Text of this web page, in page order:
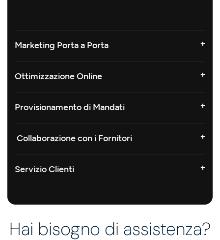
Marketing Porta a Porta
Ottimizzazione Online
Provisionamento di Mandati
Collaborazione con i Fornitori
Servizio Clienti
Hai bisogno di assistenza?